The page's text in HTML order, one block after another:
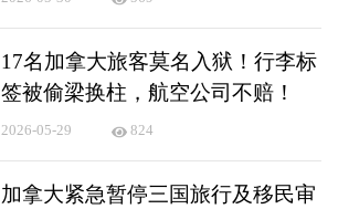
17名加拿大旅客莫名入狱！行李标
签被偷梁换柱，航空公司不赔！
2026-05-29 824
加拿大紧急暂停三国旅行及移民审